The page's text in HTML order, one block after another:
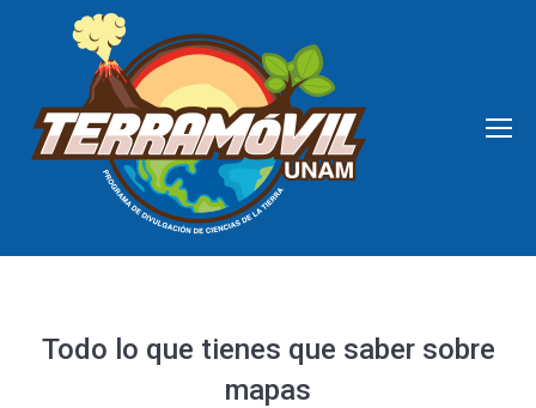
Todo lo que tienes que saber sobre
mapas